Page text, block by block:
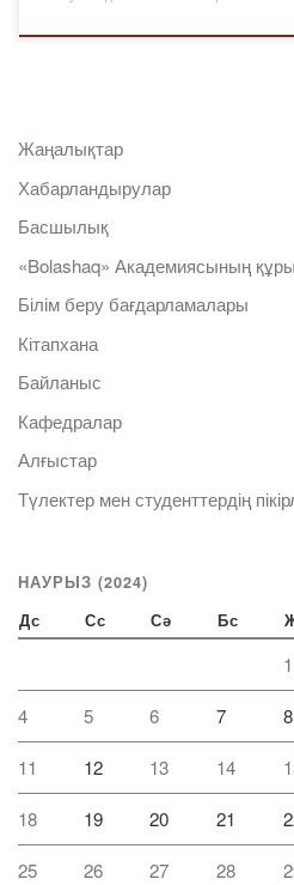
Жаңалықтар
Хабарландырулар
Басшылық
«Bolashaq» Академиясының
Білім беру бағдарламалары
Кітапхана
Байланыс
Кафедралар
Алғыстар
Түлектер мен студенттердің
НАУРЫЗ (2024)
Дс Сс Сә Бс
1
4 5 6 7 8
11 12 13 14
18 19 20 21
25 26 27 28